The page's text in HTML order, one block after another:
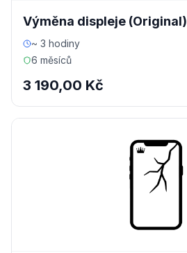
Výměna displeje (Original)
~ 3 hodiny
6 měsíců
3 190,00 Kč